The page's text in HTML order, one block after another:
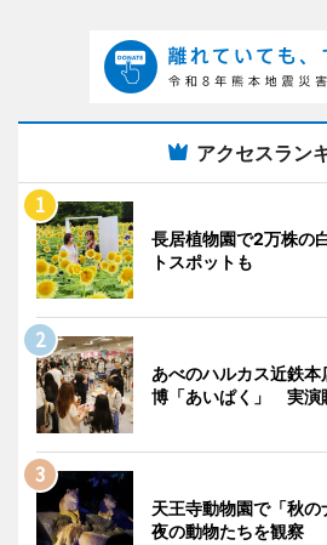
アクセスラン
長居植物園で2万株の
トスポットも
あべのハルカス近鉄
博「あいぱく」 実演
天王寺動物園で「秋
夜の動物たちを観察